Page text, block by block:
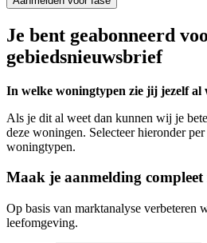
Je bent geabonneerd
gebiedsnieuwsbrief
In welke woningtypen zie jij jezelf al
Als je dit al weet dan kunnen wij je
deze woningen. Selecteer hieronder
woningtypen.
Maak je aanmelding compleet
Op basis van marktanalyse verbeteren
leefomgeving.